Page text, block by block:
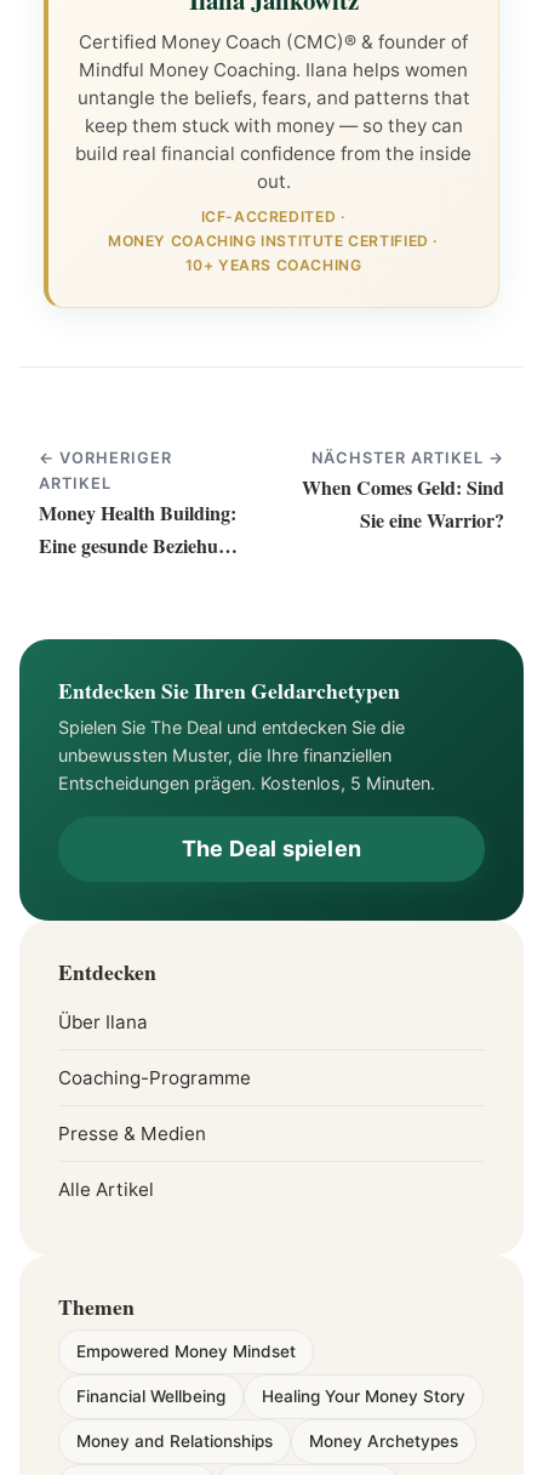
Certified Money Coach (CMC)® & founder of
Mindful Money Coaching. Ilana helps women
untangle the beliefs, fears, and patterns that
keep them stuck with money — so they can
build real financial confidence from the inside
out.
ICF-ACCREDITED ·
MONEY COACHING INSTITUTE CERTIFIED ·
10+ YEARS COACHING
← VORHERIGER
ARTIKEL
Money Health Building:
Eine gesunde Beziehung
NÄCHSTER ARTIKEL →
When Comes Geld: Sind
Sie eine Warrior?
Entdecken Sie Ihren Geldarchetypen
Spielen Sie The Deal und entdecken Sie die
unbewussten Muster, die Ihre finanziellen
Entscheidungen prägen. Kostenlos, 5 Minuten.
The Deal spielen
Entdecken
Über Ilana
Coaching-Programme
Presse & Medien
Alle Artikel
Themen
Empowered Money Mindset
Financial Wellbeing Healing Your Money Story
Money and Relationships Money Archetypes